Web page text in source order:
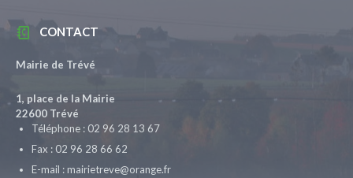
CONTACT
Mairie de Trévé
1, place de la Mairie
22600 Trévé
Téléphone : 02 96 28 13 67
Fax : 02 96 28 66 62
E-mail : mairietreve@orange.fr